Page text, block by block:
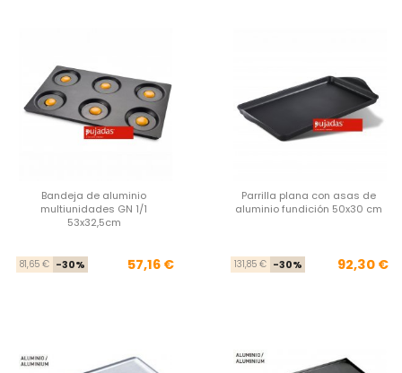
Bandeja de aluminio
multiunidades GN 1/1
53x32,5cm
Precio base
81,65 € -30% Precio
57,16 €
Parrilla plana con asas de
aluminio fundición 50x30 cm
131,85 € -30% 92,30 €